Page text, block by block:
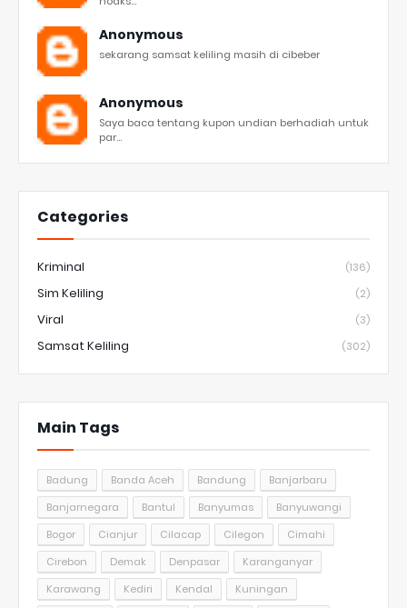
Anonymous
sekarang samsat keliling masih di cibeber
Anonymous
Saya baca tentang kupon undian berhadiah untuk
par...
Categories
Kriminal (136)
Sim Keliling (2)
Viral (3)
Samsat Keliling (302)
Main Tags
Badung Banda Aceh Bandung
Banjarbaru
Banjarnegara
Bantul Banyumas
Banyuwangi
Bogor
Cianjur Cilacap Cilegon
Cimahi
Cirebon
Demak Denpasar
Karanganyar
Karawang
Kediri Kendal
Kuningan